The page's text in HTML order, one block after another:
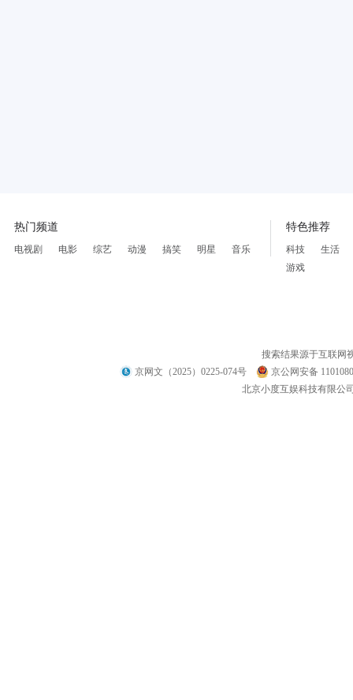
热门频道
电视剧 电影 综艺 动漫 搞笑 明星 音乐
特色推荐
科技
生活
游戏
搜索结果源于互联网
京网文（2025）0225-074号
京公网安备
北京小度互娱科技有限公